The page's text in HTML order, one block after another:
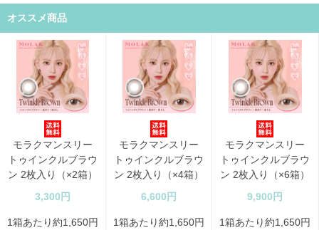
オススメ商品
モラクマンスリー
トゥインクルブラウ
ン 2枚入り（×2箱）
3,300円
1箱あたり約1,650円
モラクマンスリー
トゥインクルブラウ
ン 2枚入り（×4箱）
6,600円
1箱あたり約1,650円
モラクマンスリー
トゥインクルブラウ
ン 2枚入り（×6箱）
9,900円
1箱あたり約1,650円